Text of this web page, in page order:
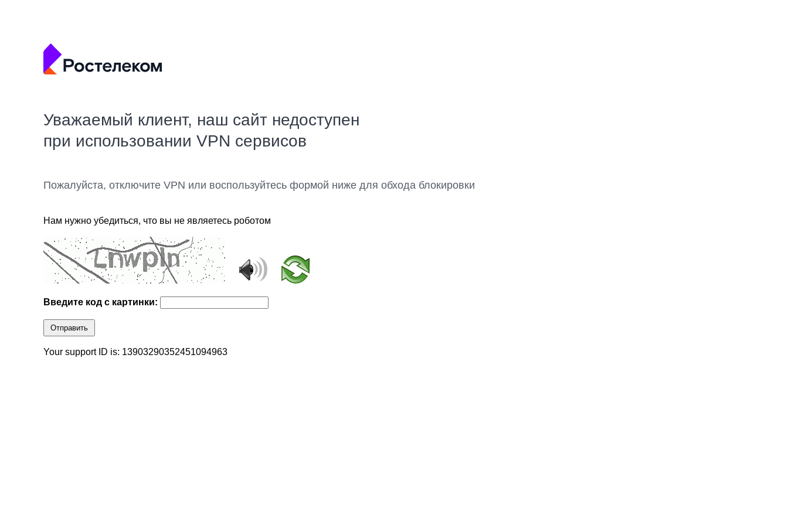
Уважаемый клиент, наш сайт недоступен
при использовании VPN сервисов
Пожалуйста, отключите VPN или воспользуйтесь формой ниже для обхода блокировки
Нам нужно убедиться, что вы не являетесь роботом
Введите код с картинки:
Отправить
Your support ID is: 13903290352451094963